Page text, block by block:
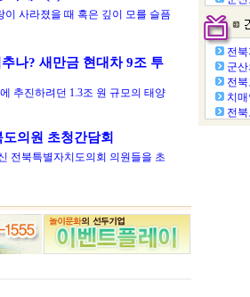
사라졌을 때 혹은 깊이 모를 슬픔
나? 새만금 현대차 9조 투
추진하려던 1.3조 원 규모의 태양
의원 초청간담회
전북특별자치도의회 의원들을 초
전
군
전
치
전